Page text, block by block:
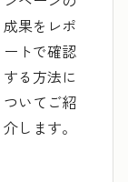
成果をレポ
ートで確認
する方法に
ついてご紹
介します。